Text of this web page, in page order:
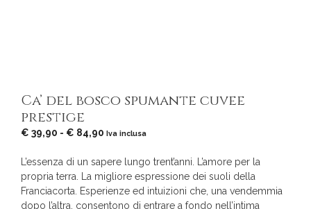
Ca’ del bosco spumante cuvee
prestige
€ 39,90 - € 84,90 Fascia
prezzo:
da
€ 39,90
a
Iva inclusa
L’essenza di un sapere lungo trent’anni. L’amore per la
propria terra. La migliore espressione dei suoli della
Franciacorta. Esperienze ed intuizioni che, una vendemmia
dopo l’altra, consentono di entrare a fondo nell’intima